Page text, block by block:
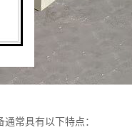
常具有以下特点：